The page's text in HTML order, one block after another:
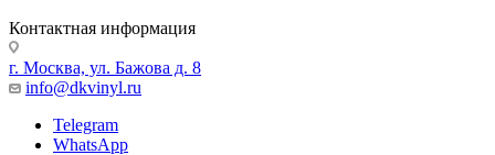
Контактная информация
г. Москва, ул. Бажова д. 8
info@dkvinyl.ru
Telegram
WhatsApp